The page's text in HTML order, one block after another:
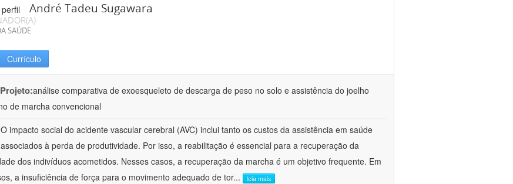
André Tadeu Sugawara
SAÚDE
Currículo
análise comparativa de exoesqueleto de descarga de peso no solo e assistência do joelho
de marcha convencional
O impacto social do acidente vascular cerebral (AVC) inclui tanto os custos da assistência em saúde
à perda de produtividade. Por isso, a reabilitação é essencial para a recuperação da
dos indivíduos acometidos. Nesses casos, a recuperação da marcha é um objetivo frequente. Em
a insuficiência de força para o movimento adequado de tor... leia mais